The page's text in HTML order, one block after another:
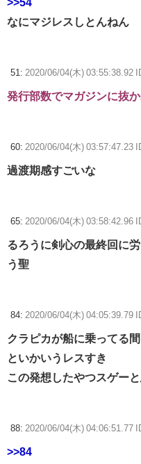
なにマジレスしとんねん
51: 2020/06/04(木) 03:55:38.92
発行部数でマガジンに抜
60: 2020/06/04(木) 03:57:47.23
過渡期感すごいな
65: 2020/06/04(木) 03:58:42.96
るろうに剣心の最終回に
う聖
84: 2020/06/04(木) 04:05:39.79
クラピカが船に乗ってる
といかいうレスすき
この発想したやつスゲー
88: 2020/06/04(木) 04:06:51.77
>>84